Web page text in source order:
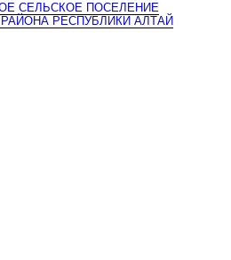
СЕЛЬСКОЕ ПОСЕЛЕНИЕ
РЕСПУБЛИКИ АЛТАЙ